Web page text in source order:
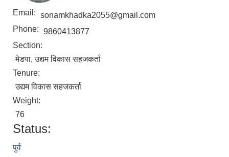
Email: sonamkhadka2055@gmail.com
Phone: 9860413877
Section:
मेडपा, उद्यम विकास सहजकर्ता
Tenure:
उद्यम विकास सहजकर्ता
Weight:
76
Status:
पुर्व